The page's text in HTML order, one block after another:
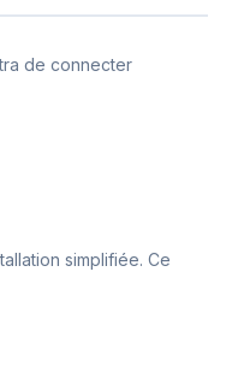
de connecter
simplifiée. Ce